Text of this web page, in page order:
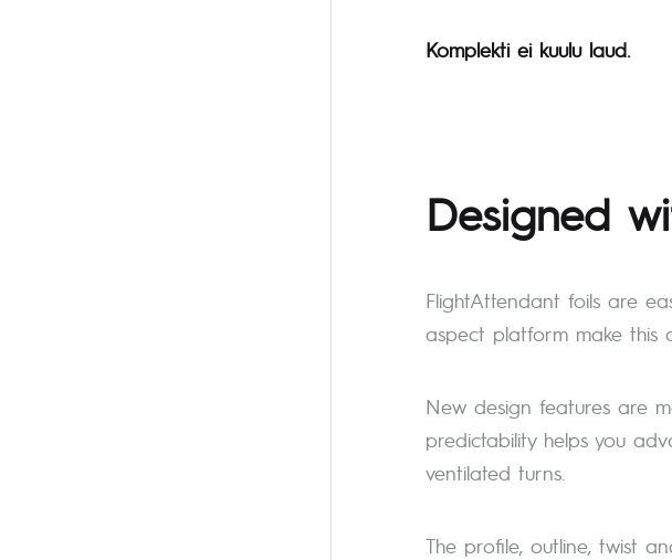
Komplekti ei kuulu laud.
Designed
FlightAttendant foils are
aspect platform make this
New design features are
predictability helps you
ventilated turns.
The profile, outline, twist